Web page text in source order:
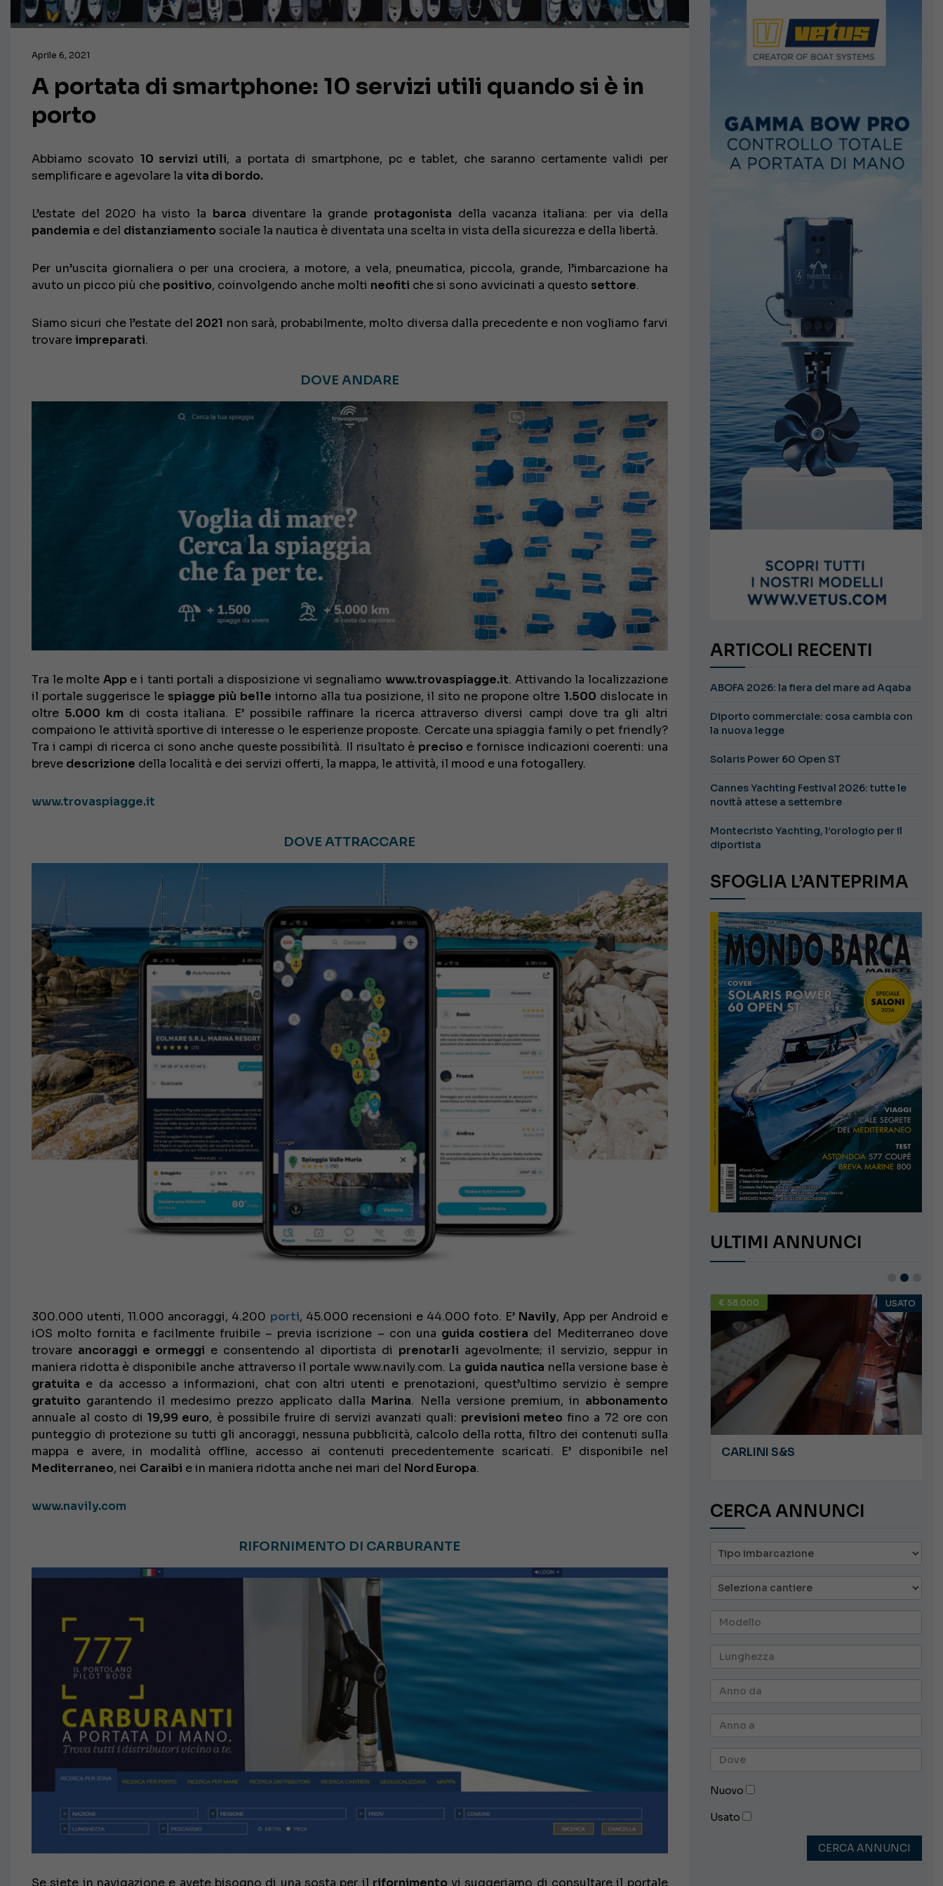
Aprile 6, 2021
A portata di smartphone: 10 servizi utili quando si è in
porto
Abbiamo scovato 10 servizi utili, a portata di smartphone, pc e tablet, che saranno certamente validi per
semplificare e agevolare la vita di bordo.
L’estate del 2020 ha visto la barca diventare la grande protagonista della vacanza italiana: per via della
pandemia e del distanziamento sociale la nautica è diventata una scelta in vista della sicurezza e della libertà.
Per un’uscita giornaliera o per una crociera, a motore, a vela, pneumatica, piccola, grande, l’imbarcazione ha
avuto un picco più che positivo, coinvolgendo anche molti neofiti che si sono avvicinati a questo settore.
Siamo sicuri che l’estate del 2021 non sarà, probabilmente, molto diversa dalla precedente e non vogliamo farvi
trovareimpreparati.
DOVE ANDARE
Tra le molte App e i tanti portali a disposizione vi segnaliamo www.trovaspiagge.it. Attivando la localizzazione
il portale suggerisce le spiagge più belle intorno alla tua posizione, il sito ne propone oltre 1.500 dislocate in
oltre 5.000 km di costa italiana. E’ possibile raffinare la ricerca attraverso diversi campi dove tra gli altri
compaiono le attività sportive di interesse o le esperienze proposte. Cercate una spiaggia family o pet friendly?
Tra i campi di ricerca ci sono anche queste possibilità. Il risultato è preciso e fornisce indicazioni coerenti: una
breve descrizione della località e dei servizi offerti, la mappa, le attività, il mood e una fotogallery.
www.trovaspiagge.it
DOVE ATTRACCARE
300.000 utenti, 11.000 ancoraggi, 4.200 porti, 45.000 recensioni e 44.000 foto. E’ Navily, App per Android e
iOS molto fornita e facilmente fruibile – previa iscrizione – con una guida costiera del Mediterraneo dove
trovare ancoraggi e ormeggi e consentendo al diportista di prenotarli agevolmente; il servizio, seppur in
maniera ridotta è disponibile anche attraverso il portale www.navily.com. La guida nautica nella versione base è
gratuita e da accesso a informazioni, chat con altri utenti e prenotazioni, quest’ultimo servizio è sempre
gratuito garantendo il medesimo prezzo applicato dalla Marina. Nella versione premium, in abbonamento
annuale al costo di19,99 euro, è possibile fruire di servizi avanzati quali: previsioni meteo fino a 72 ore con
punteggio di protezione su tutti gli ancoraggi, nessuna pubblicità, calcolo della rotta, filtro dei contenuti sulla
mappa e avere, in modalità offline, accesso ai contenuti precedentemente scaricati. E’ disponibile nel
Mediterraneo, nei Caraibi e in maniera ridotta anche nei mari del Nord Europa.
www.navily.com
RIFORNIMENTO DI CARBURANTE
Se siete in navigazione e avete bisogno di una sosta per il rifornimento vi suggeriamo di consultare il portale
ARTICOLI RECENTI
ABOFA 2026: la fiera del mare ad Aqaba
Diporto commerciale: cosa cambia con
la nuova legge
Solaris Power 60 Open ST
Cannes Yachting Festival 2026: tutte le
novità attese a settembre
Montecristo Yachting, l’orologio per il
diportista
SFOGLIA L’ANTEPRIMA
ULTIMI ANNUNCI
JEANNEAU CAP CAMARAT WA 8.5
€ 58.000 USATO
CARLINI S&S
CERCA ANNUNCI
Nuovo
Usato
CERCA ANNUNCI